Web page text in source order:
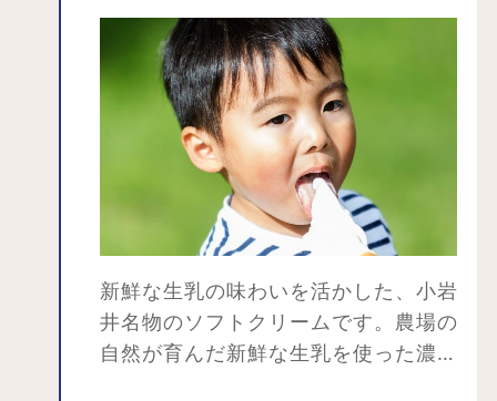
まきば園では、食も外せません。レス
トランや軽食を提供する店舗では、農
場産の素材を使った料理やスイーツを
提供しています。上丸牛舎の生乳を使
ったソフトクリームはぜひご賞味くだ
冬季に開催される東北最大級のイルネ
ーションイベントでは昼間とは違った
農場を楽しめます。
雄大な岩手山をバックに咲き誇る一本
桜も有名です。
新鮮な生乳の味わいを活かした、小岩
井名物のソフトクリームです。農場の
自然が育んだ新鮮な生乳を使った濃厚